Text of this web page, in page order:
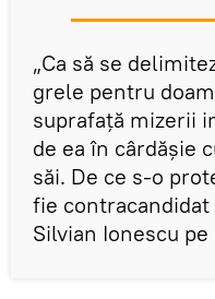
„Ca să se
grele pentru
suprafaţă mizerii
de ea în cârdăşie
săi. De ce s-o
fie
Silvian Ionescu pe